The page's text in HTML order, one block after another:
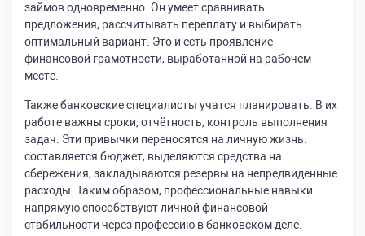
займов одновременно. Он умеет сравнивать
предложения, рассчитывать переплату и выбирать
оптимальный вариант. Это и есть проявление
финансовой грамотности, выработанной на рабочем
месте.
Также банковские специалисты учатся планировать. В их
работе важны сроки, отчётность, контроль выполнения
задач. Эти привычки переносятся на личную жизнь:
составляется бюджет, выделяются средства на
сбережения, закладываются резервы на непредвиденные
расходы. Таким образом, профессиональные навыки
напрямую способствуют личной финансовой
стабильности через профессию в банковском деле.